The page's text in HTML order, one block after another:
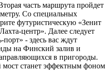
часть маршрута пройдет
Со специальных
футуристическую «Зенит
центр». Далее следует
порт» - здесь вас ждут
на Финский залив и
в пригороды.
станет эффектным фоном